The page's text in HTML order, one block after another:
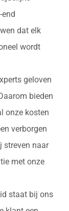
dat elk
wordt
geloven
bieden
onze kosten
verborgen
streven naar
met onze
staat bij ons